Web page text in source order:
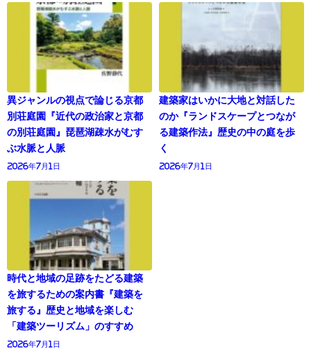
異ジャンルの視点で論じる京都
別荘庭園『近代の政治家と京都
の別荘庭園』琵琶湖疎水がむす
ぶ水脈と人脈
2026年7月1日
建築家はいかに大地と対話した
のか『ランドスケープとつなが
る建築作法』歴史の中の庭を歩
く
2026年7月1日
時代と地域の足跡をたどる建築
を旅するための案内書『建築を
旅する』歴史と地域を楽しむ
「建築ツーリズム」のすすめ
2026年7月1日